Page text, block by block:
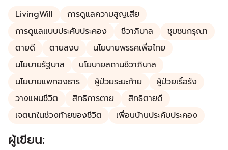
LivingWill
การดูแลความสูญเสีย
การดูแลแบบประคับประคอง
ชีวาภิบาล
ชุมชนกรุณา
ตายดี
ตายสงบ
นโยบายพรรคเพื่อไทย
นโยบายรัฐบาล
นโยบายสถานชีวาภิบาล
นโยบายแพทองธาร
ผู้ป่วยระยะท้าย
ผู้ป่วยเรื้อรัง
วางแผนชีวิต
สิทธิการตาย
สิทธิตายดี
เจตนาในช่วงท้ายของชีวิต
เพื่อนบ้านประคับประคอง
ผู้เขียน: